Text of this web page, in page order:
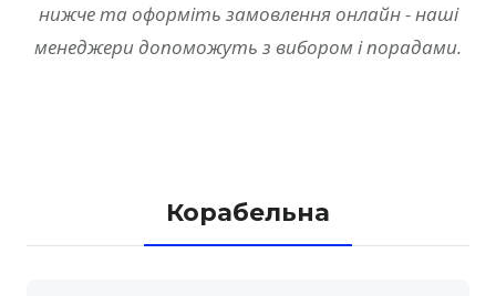
нижче та оформіть замовлення онлайн - наші
менеджери допоможуть з вибором і порадами.
Корабельна